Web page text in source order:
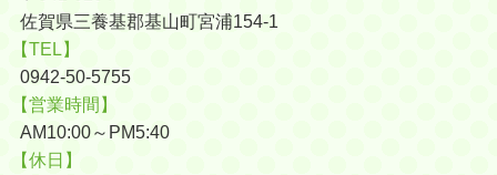
佐賀県三養基郡基山町宮浦154-1
【TEL】
0942-50-5755
【営業時間】
AM10:00～PM5:40
【休日】